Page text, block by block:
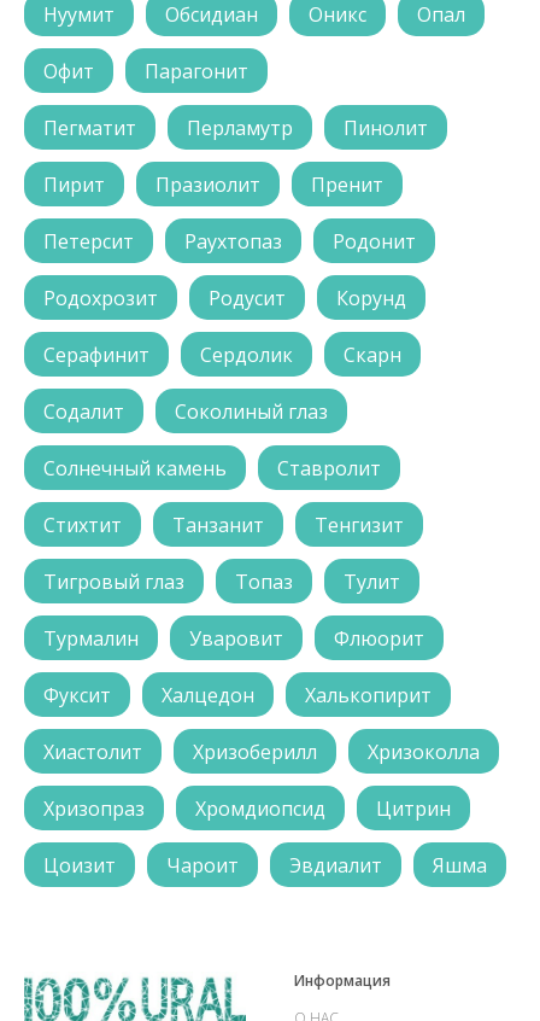
Нуумит Обсидиан Оникс Опал
Офит Парагонит
Пегматит Перламутр Пинолит
Пирит Празиолит Пренит
Петерсит Раухтопаз Родонит
Родохрозит Родусит Корунд
Серафинит Сердолик Скарн
Содалит Соколиный глаз
Солнечный камень Ставролит
Стихтит Танзанит Тенгизит
Тигровый глаз Топаз Тулит
Турмалин Уваровит Флюорит
Фуксит Халцедон Халькопирит
Хиастолит Хризоберилл Хризоколла
Хризопраз Хромдиопсид Цитрин
Цоизит Чароит Эвдиалит Яшма
Информация